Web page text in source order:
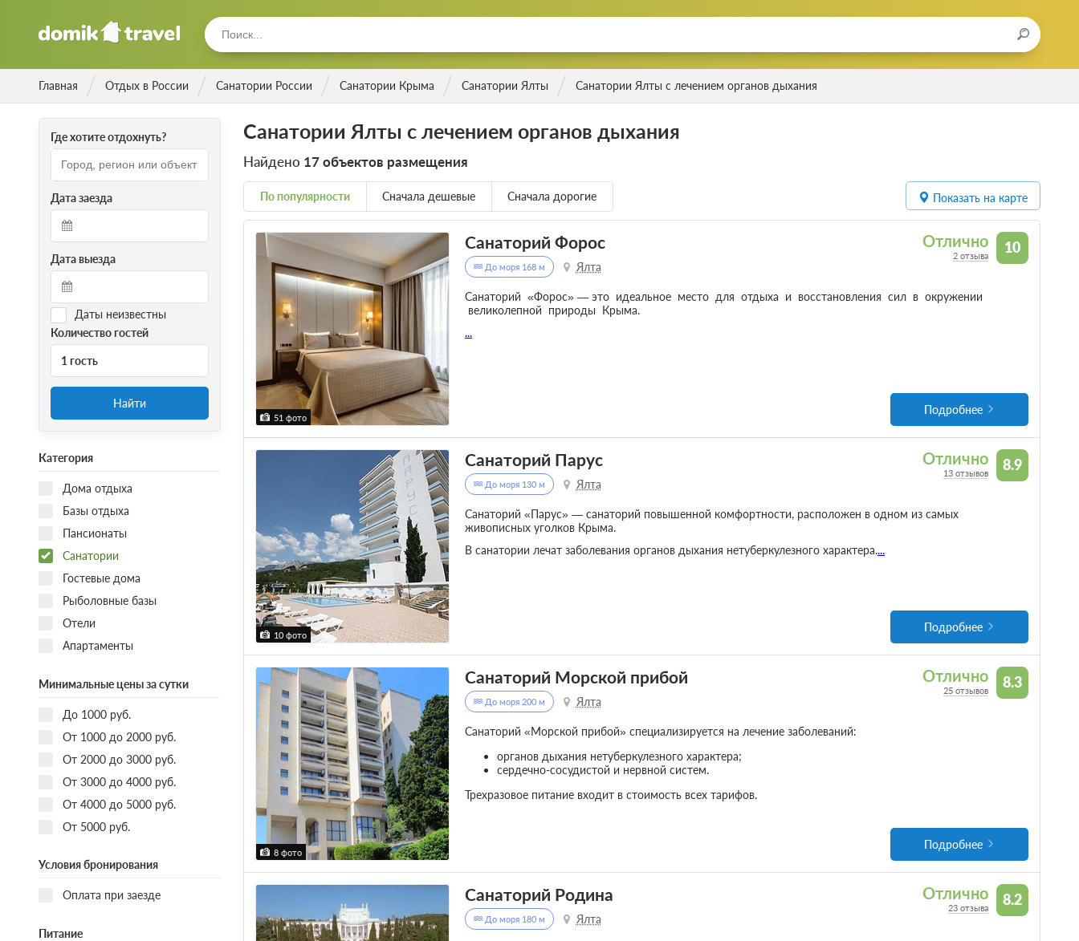
Главная Отдых в России Санатории России Санатории Крыма Санатории Ялты Санатории Ялты с лечением органов дыхания
Где хотите отдохнуть?
Дата заезда
Дата выезда
Даты неизвестны
Количество гостей
1 гость
Найти
Категория
Дома отдыха
Базы отдыха
Пансионаты
Санатории
Гостевые дома
Рыболовные базы
Отели
Апартаменты
Минимальные цены за сутки
До 1000 руб.
От 1000 до 2000 руб.
От 2000 до 3000 руб.
От 3000 до 4000 руб.
От 4000 до 5000 руб.
От 5000 руб.
Условия бронирования
Оплата при заезде
Питание
Санатории Ялты с лечением органов дыхания
Найдено 17 объектов размещения
По популярности Сначала дешевые Сначала дорогие Показать на карте
51 фото
10
Отлично
2 отзыва
Санаторий Форос
До моря 168 м Ялта
Санаторий «Форос» — это идеальное место для отдыха и восстановления сил в окружении
великолепной природы Крыма.
...
Подробнее
10 фото
8.9
Отлично
13 отзывов
Санаторий Парус
До моря 130 м Ялта
Санаторий «Парус» — санаторий повышенной комфортности, расположен в одном из самых
живописных уголков Крыма.
В санатории лечат заболевания органов дыхания нетуберкулезного характера....
Подробнее
8 фото
8.3
Отлично
25 отзывов
Санаторий Морской прибой
До моря 200 м Ялта
Санаторий «Морской прибой» специализируется на лечение заболеваний:
органов дыхания нетуберкулезного характера;
сердечно-сосудистой и нервной систем.
Трехразовое питание входит в стоимость всех тарифов.
Подробнее
8.2
Отлично
23 отзыва
Санаторий Родина
До моря 180 м Ялта